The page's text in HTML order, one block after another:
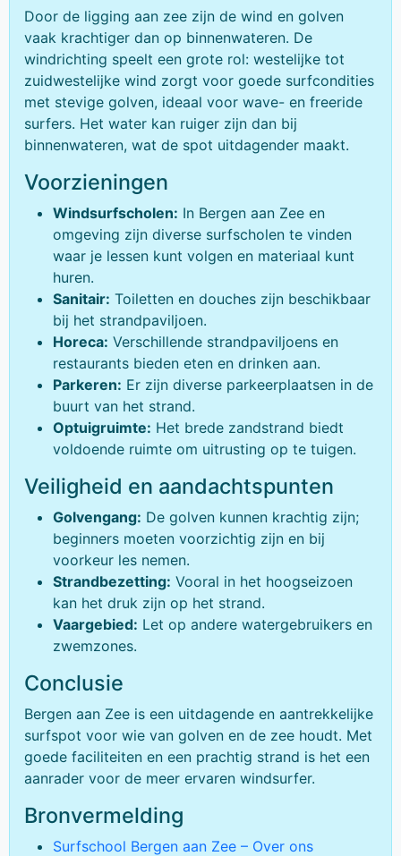
Door de ligging aan zee zijn de wind en golven
vaak krachtiger dan op binnenwateren. De
windrichting speelt een grote rol: westelijke tot
zuidwestelijke wind zorgt voor goede surfcondities
met stevige golven, ideaal voor wave- en freeride
surfers. Het water kan ruiger zijn dan bij
binnenwateren, wat de spot uitdagender maakt.
Voorzieningen
Windsurfscholen: In Bergen aan Zee en
omgeving zijn diverse surfscholen te vinden
waar je lessen kunt volgen en materiaal kunt
huren.
Sanitair: Toiletten en douches zijn beschikbaar
bij het strandpaviljoen.
Horeca: Verschillende strandpaviljoens en
restaurants bieden eten en drinken aan.
Parkeren: Er zijn diverse parkeerplaatsen in de
buurt van het strand.
Optuigruimte: Het brede zandstrand biedt
voldoende ruimte om uitrusting op te tuigen.
Veiligheid en aandachtspunten
Golvengang: De golven kunnen krachtig zijn;
beginners moeten voorzichtig zijn en bij
voorkeur les nemen.
Strandbezetting: Vooral in het hoogseizoen
kan het druk zijn op het strand.
Vaargebied: Let op andere watergebruikers en
zwemzones.
Conclusie
Bergen aan Zee is een uitdagende en aantrekkelijke
surfspot voor wie van golven en de zee houdt. Met
goede faciliteiten en een prachtig strand is het een
aanrader voor de meer ervaren windsurfer.
Bronvermelding
Surfschool Bergen aan Zee – Over ons